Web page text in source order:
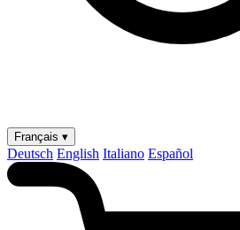
Français ▾
Deutsch English Italiano Español